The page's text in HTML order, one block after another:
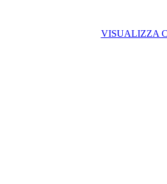
VISUALIZZA